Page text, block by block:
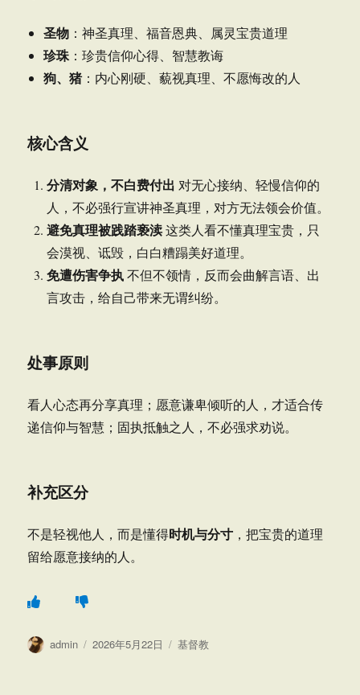
圣物 ：神圣真理、福音恩典、属灵宝贵道理
珍珠 ：珍贵信仰心得、智慧教诲
狗、猪：内心刚硬、藐视真理、不愿悔改的人
核心含义
分清对象，不白费付出 对无心接纳、轻慢信仰的
人，不必强行宣讲神圣真理，对方无法领会价值。
避免真理被践踏亵渎这类人看不懂真理宝贵，只
会漠视、诋毁，白白糟蹋美好道理。
免遭伤害争执不但不领情，反而会曲解言语、出
言攻击，给自己带来无谓纠纷。
处事原则
看人心态再分享真理；愿意谦卑倾听的人，才适合传
递信仰与智慧；固执抵触之人，不必强求劝说。
补充区分
不是轻视他人，而是懂得时机与分寸 ，把宝贵的道理
留给愿意接纳的人。
作
admin
发
2026年5月22日
分
基督教